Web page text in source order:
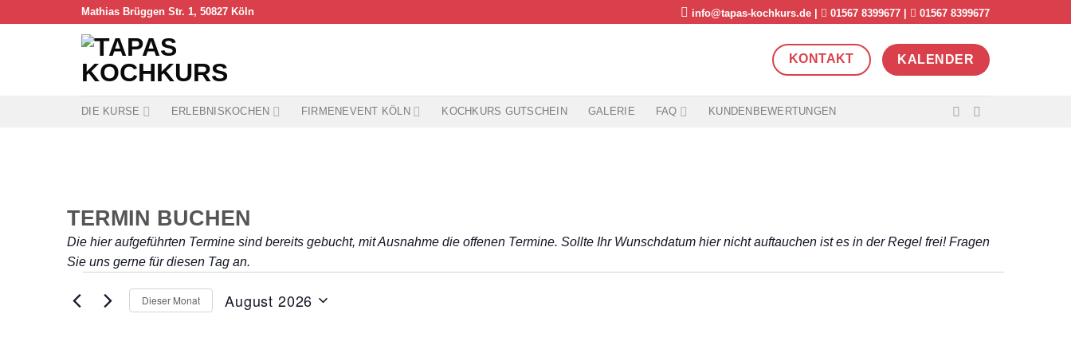
Mathias Brüggen Str. 1, 50827 Köln info@tapas-kochkurs.de | 01567 8399677 | 01567 8399677
KONTAKT KALENDER
DIE KURSE ERLEBNISKOCHEN FIRMENEVENT KÖLN KOCHKURS GUTSCHEIN GALERIE FAQ KUNDENBEWERTUNGEN
TERMIN BUCHEN
Die hier aufgeführten Termine sind bereits gebucht, mit Ausnahme die offenen Termine. Sollte Ihr Wunschdatum hier nicht auftauchen ist es in der Regel frei! Fragen
Sie uns gerne für diesen Tag an.
Veranstaltungen
Dieser Monat August 2026